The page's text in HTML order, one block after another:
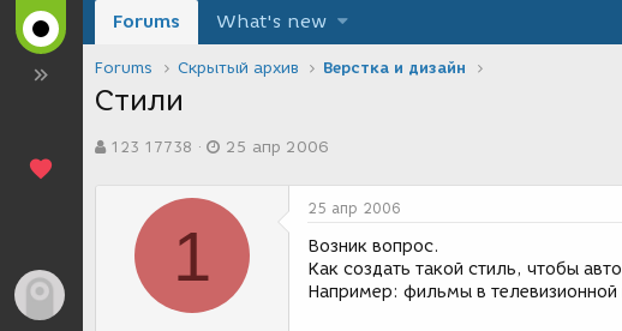
Forums What's new
Forums Скрытый архив Верстка и дизайн
Стили
в
123 17738
а
с
а
25 апр 2006
1
25 апр 2006
Возник вопрос.
Как создать такой стиль, чтобы
Например: фильмы в